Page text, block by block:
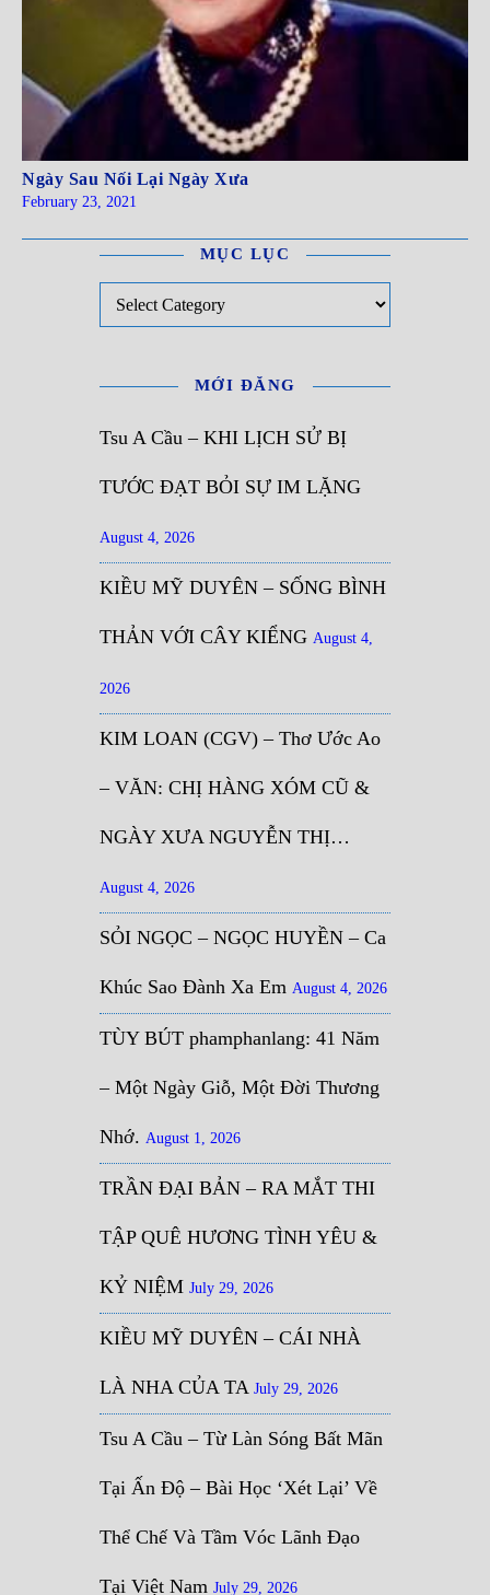
Ngày Sau Nối Lại Ngày Xưa
February 23, 2021
MỤC LỤC
MỚI ĐĂNG
Tsu A Cầu – KHI LỊCH SỬ BỊ
TƯỚC ĐẠT BỎI SỰ IM LẶNG
August 4, 2026
KIỀU MỸ DUYÊN – SỐNG BÌNH
THẢN VỚI CÂY KIỂNG August 4,
2026
KIM LOAN (CGV) – Thơ Ước Ao
– VĂN: CHỊ HÀNG XÓM CŨ &
NGÀY XƯA NGUYỄN THỊ…
August 4, 2026
SỎI NGỌC – NGỌC HUYỀN – Ca
Khúc Sao Đành Xa Em August 4, 2026
TÙY BÚT phamphanlang: 41 Năm
– Một Ngày Giỗ, Một Đời Thương
Nhớ. August 1, 2026
TRẦN ĐẠI BẢN – RA MẮT THI
TẬP QUÊ HƯƠNG TÌNH YÊU &
KỶ NIỆM July 29, 2026
KIỀU MỸ DUYÊN – CÁI NHÀ
LÀ NHA CỦA TA July 29, 2026
Tsu A Cầu – Từ Làn Sóng Bất Mãn
Tại Ấn Độ – Bài Học ‘Xét Lại’ Về
Thể Chế Và Tầm Vóc Lãnh Đạo
Tại Việt Nam July 29, 2026